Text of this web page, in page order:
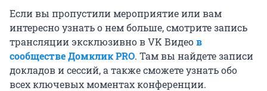
Если вы пропустили мероприятие или вам
интересно узнать о нем больше, смотрите запись
трансляции эксклюзивно в VK Видеов
сообществе Домклик PRO. Там вы найдете записи
докладов и сессий, а также сможете узнать обо
всех ключевых моментах конференции.